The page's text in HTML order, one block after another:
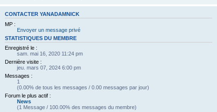
CONTACTER YANADAMNICK
MP :
Envoyer un message privé
STATISTIQUES DU MEMBRE
Enregistré le :
sam. mai 16, 2020 11:24 pm
Dernière visite :
jeu. mars 07, 2024 6:00 pm
Messages :
1
(0.00% de tous les messages / 0.00 messages par jour)
Forum le plus actif :
News
(1 Message / 100.00% des messages du membre)